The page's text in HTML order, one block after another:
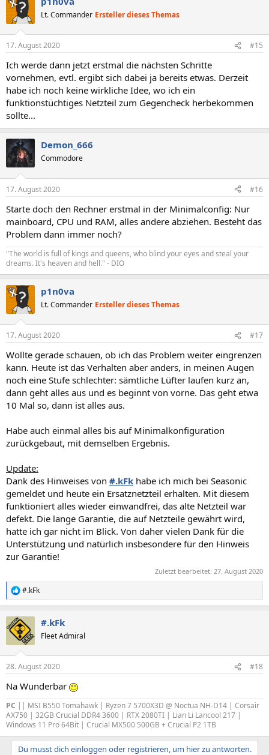
Lt. Commander Ersteller dieses Themas
17. August 2020 #15
Ich werde dann jetzt erstmal die nächsten Schritte
vornehmen, evtl. ergibt sich dabei ja bereits etwas. Derzeit
habe ich noch keine wirkliche Idee, wo ich ein
funktionstüchtiges Netzteil zum Gegencheck herbekommen
sollte...
Demon_666
Commodore
17. August 2020 #16
Starte doch den Rechner erstmal in der Minimalconfig: Nur
mainboard, CPU und RAM, alles andere abziehen. Besteht das
Problem dann immer noch?
"The world is full of kings and queens, who blind your eyes and steal your
dreams. It's heaven and hell." - DIO
p1n0va
Lt. Commander Ersteller dieses Themas
17. August 2020 #17
Wollte gerade schauen, ob ich das Problem weiter eingrenzen
kann. Heute ist das Verhalten aber anders, in meinen Augen
noch eine Stufe schlechter: sämtliche Lüfter laufen kurz an,
dann geht alles aus und es beginnt von vorne. Das geht etwa
10 Mal so, dann ist alles aus.
Habe auch einmal alles bis auf Minimalkonfiguration
zurückgebaut, mit demselben Ergebnis.
Update:
Dank des Hinweises von #.kFk habe ich mich bei Seasonic
gemeldet und heute ein Ersatznetzteil erhalten. Mit diesem
funktioniert alles wieder einwandfrei, das alte Netzteil war
defekt. Die lange Garantie, die auf Netzteile gewährt wird,
hatte ich gar nicht im Blick. Von daher vielen Dank für die
Unterstützung und natürlich insbesondere für den Hinweis
zur Garantie!
Zuletzt bearbeitet: 27. August 2020
R
e
k
t
e
:
#.kFk
#.kFk
Fleet Admiral
28. August 2020 #18
Na Wunderbar
PC || MSI B550 Tomahawk | Ryzen 7 5700X3D @ Noctua NH-D14 | Corsair
AX750 | 32GB Crucial DDR4 3600 | RTX 2080TI | Lian Li Lancool 217 |
Windows 11 Pro 64Bit | Crucial MX500 500GB + Crucial P2 1TB
Du musst dich einloggen oder registrieren, um hier zu antworten.